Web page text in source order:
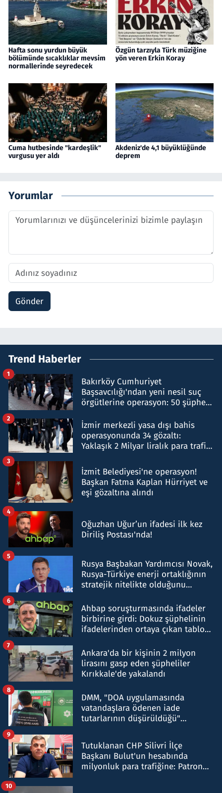
Hafta sonu yurdun büyük
bölümünde sıcaklıklar mevsim
normallerinde seyredecek
Özgün tarzıyla Türk müziğine
yön veren Erkin Koray
Cuma hutbesinde "kardeşlik"
vurgusu yer aldı
Akdeniz'de 4,1 büyüklüğünde
deprem
Yorumlar
Gönder
Trend Haberler
Bakırköy Cumhuriyet
Başsavcılığı'ndan yeni nesil suç
örgütlerine operasyon: 50 şüpheli
1
İzmir merkezli yasa dışı bahis
operasyonunda 34 gözaltı:
Yaklaşık 2 Milyar liralık para trafiği
2
İzmit Belediyesi'ne operasyon!
Başkan Fatma Kaplan Hürriyet ve
eşi gözaltına alındı
3
Oğuzhan Uğur’un ifadesi ilk kez
Diriliş Postası'nda!
4
Rusya Başbakan Yardımcısı Novak,
Rusya-Türkiye enerji ortaklığının
stratejik nitelikte olduğunu
5
Ahbap soruşturmasında ifadeler
birbirine girdi: Dokuz şüphelinin
ifadelerinden ortaya çıkan tablo
6
Ankara'da bir kişinin 2 milyon
lirasını gasp eden şüpheliler
Kırıkkale'de yakalandı
7
DMM, "DOA uygulamasında
vatandaşlara ödenen iade
tutarlarının düşürüldüğü"
8
Tutuklanan CHP Silivri İlçe
Başkanı Bulut'un hesabında
milyonluk para trafiğine: Patron
9
10